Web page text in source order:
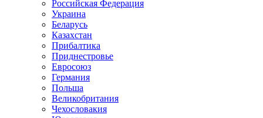
Российская Федерация
Украина
Беларусь
Казахстан
Прибалтика
Приднестровье
Евросоюз
Германия
Польша
Великобритания
Чехословакия